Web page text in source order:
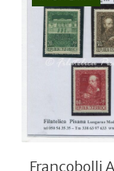
Francobolli